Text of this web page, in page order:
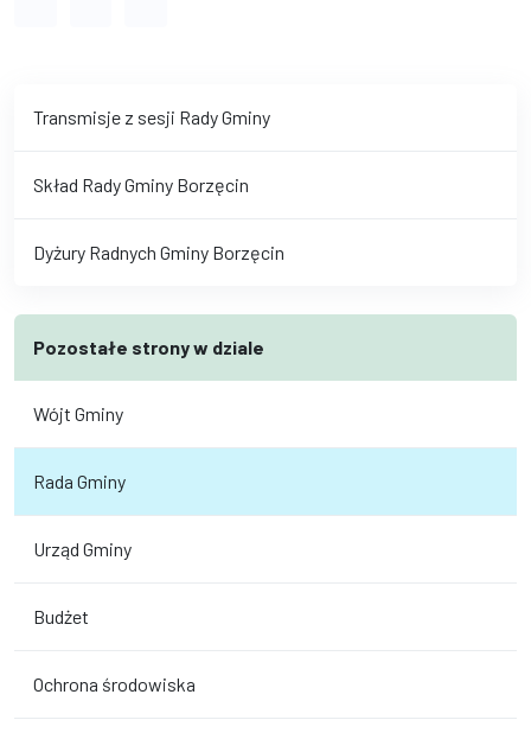
Transmisje z sesji Rady Gminy
Skład Rady Gminy Borzęcin
Dyżury Radnych Gminy Borzęcin
Pozostałe strony w dziale
Wójt Gminy
Rada Gminy
Urząd Gminy
Budżet
Ochrona środowiska